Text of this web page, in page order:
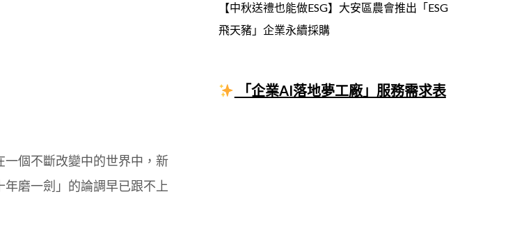
個不斷改變中的世界中，新
磨一劍」的論調早已跟不上
【中秋送禮也能做ESG】大安區農會推出「ESG
飛天豬」企業永續採購
「企業AI落地夢工廠」服務需求表